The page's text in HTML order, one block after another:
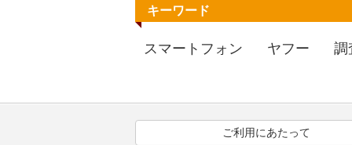
キーワード
スマートフォン ヤフー 調
ご利用にあたって